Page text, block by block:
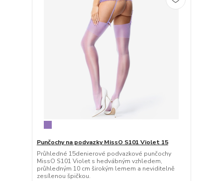
Punčochy na podvazky MissO S101 Violet 15
Průhledné 15denierové podvazkové punčochy
MissO S101 Violet s hedvábným vzhledem,
průhledným 10 cm širokým lemem a neviditelně
zesílenou špičkou.